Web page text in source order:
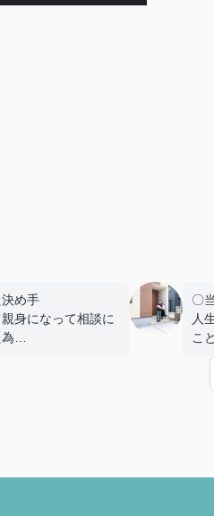
め手
身になって相談に
〇
人
こ
っ
疑
し